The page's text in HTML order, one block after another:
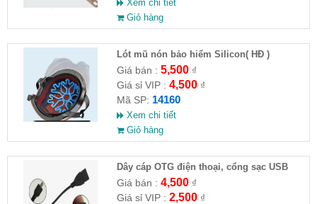
Xem chi tiết
Giỏ hàng
Lót mũ nón bảo hiểm Silicon( HĐ )
Giá bán : 5,500₫
Giá sỉ VIP : 4,500₫
Mã SP: 14160
Xem chi tiết
Giỏ hàng
Dây cáp OTG điện thoại, cổng sạc USB
Giá bán : 4,500₫
Giá sỉ VIP : 2,500₫